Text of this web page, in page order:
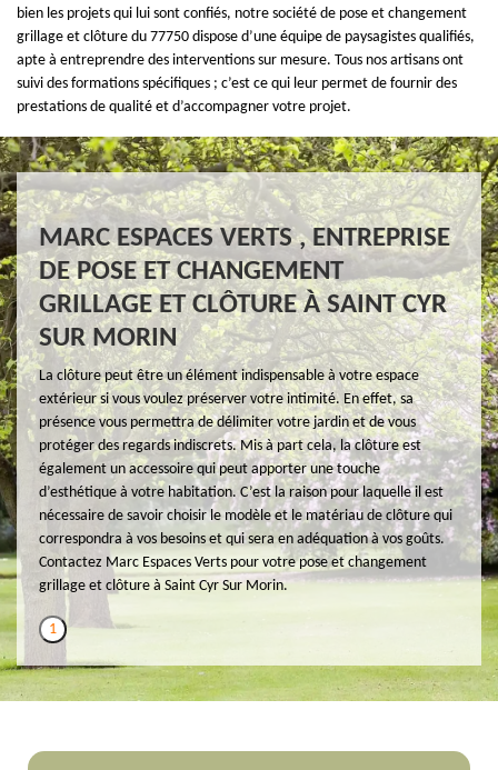
bien les projets qui lui sont confiés, notre société de pose et changement
grillage et clôture du 77750 dispose d’une équipe de paysagistes qualifiés,
apte à entreprendre des interventions sur mesure. Tous nos artisans ont
suivi des formations spécifiques ; c’est ce qui leur permet de fournir des
prestations de qualité et d’accompagner votre projet.
MARC ESPACES VERTS , ENTREPRISE
DE POSE ET CHANGEMENT
GRILLAGE ET CLÔTURE À SAINT CYR
SUR MORIN
La clôture peut être un élément indispensable à votre espace
extérieur si vous voulez préserver votre intimité. En effet, sa
présence vous permettra de délimiter votre jardin et de vous
protéger des regards indiscrets. Mis à part cela, la clôture est
également un accessoire qui peut apporter une touche
d’esthétique à votre habitation. C’est la raison pour laquelle il est
nécessaire de savoir choisir le modèle et le matériau de clôture qui
correspondra à vos besoins et qui sera en adéquation à vos goûts.
Contactez Marc Espaces Verts pour votre pose et changement
grillage et clôture à Saint Cyr Sur Morin.
1